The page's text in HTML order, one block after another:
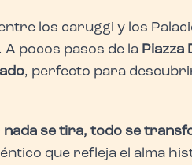
los caruggi y los
. A pocos pasos de la Piazza
, perfecto para
nada se tira, todo se
que refleja el alma